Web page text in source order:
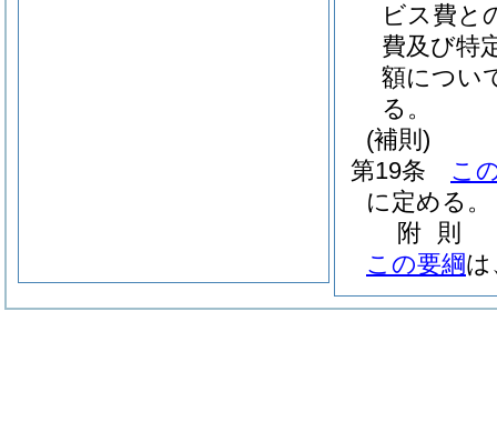
ビス費と
費及び特
額につい
る。
(補則)
第19条
こ
に定める。
附 則
この要綱は